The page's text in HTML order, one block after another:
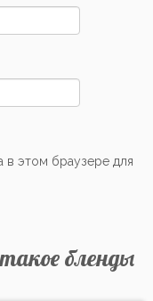
в этом браузере для
бленды